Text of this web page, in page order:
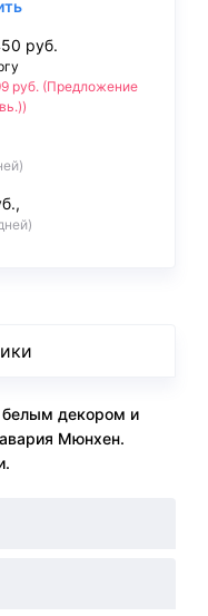
руб.
руб. (Предложение
белым декором и
Мюнхен.